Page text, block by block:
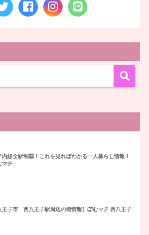
内線全駅制覇！これを見ればわかる一人暮らし情報！
マチ
王子市 西八王子駅周辺の街情報］ぽむマチ 西八王子